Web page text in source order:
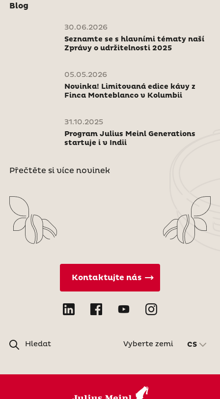
Blog
30.06.2026
Seznamte se s hlavními tématy naší
Zprávy o udržitelnosti 2025
05.05.2026
Novinka! Limitovaná edice kávy z
Finca Monteblanco v Kolumbii
31.10.2025
Program Julius Meinl Generations
startuje i v Indii
Přečtěte si více novinek
Hledat
Kontaktujte nás
Vyberte zemi CS